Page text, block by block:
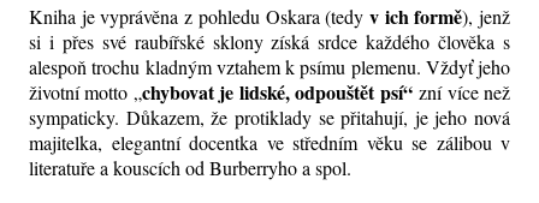
Kniha je vyprávěna z pohledu Oskara (tedy v ich formě), jenž
si i přes své raubířské sklony získá srdce každého člověka s
alespoň trochu kladným vztahem k psímu plemenu. Vždyť jeho
životní motto „chybovat je lidské, odpouštět psí“zní více než
sympaticky. Důkazem, že protiklady se přitahují, je jeho nová
majitelka, elegantní docentka ve středním věku se zálibou v
literatuře a kouscích od Burberryho a spol.